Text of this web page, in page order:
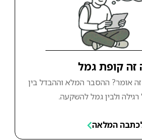
זה קופת גמל
אומר? ההסבר המלא וההבדל בין
ולבין גמל להשקעה.
המלאה